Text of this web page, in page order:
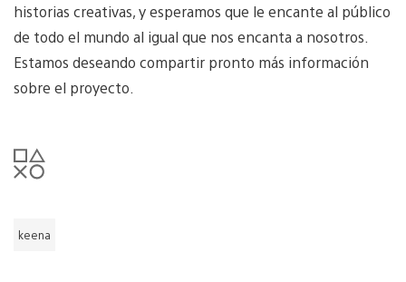
historias creativas, y esperamos que le encante al público
de todo el mundo al igual que nos encanta a nosotros.
Estamos deseando compartir pronto más información
sobre el proyecto.
keena